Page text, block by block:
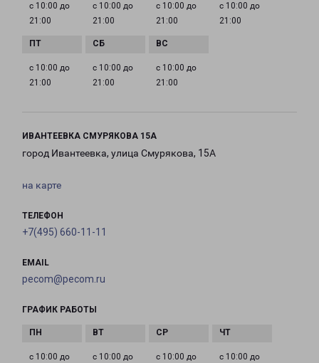
с 10:00 до
21:00
с 10:00 до
21:00
с 10:00 до
21:00
с 10:00 до
21:00
с 10:00 до
21:00
с 10:00 до
21:00
с 10:00 до
21:00
ИВАНТЕЕВКА СМУРЯКОВА 15А
город Ивантеевка, улица Смурякова, 15А
на карте
ТЕЛЕФОН
+7(495) 660-11-11
EMAIL
pecom@pecom.ru
ГРАФИК РАБОТЫ
с 10:00 до
с 10:00 до
с 10:00 до
с 10:00 до